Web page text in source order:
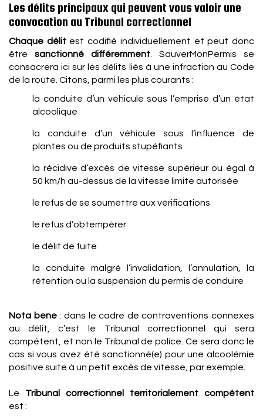
Les délits principaux qui peuvent vous valoir une
convocation au Tribunal correctionnel
Chaque délit est codifié individuellement et peut donc
être sanctionné différemment . SauverMonPermis se
consacrera ici sur les délits liés à une infraction au Code
de la route. Citons, parmi les plus courants :
la conduite d’un véhicule sous l’emprise d’un état
alcoolique
la conduite d’un véhicule sous l’influence de
plantes ou de produits stupéfiants
la récidive d’excès de vitesse supérieur ou égal à
50 km/h au-dessus de la vitesse limite autorisée
le refus de se soumettre aux vérifications
le refus d’obtempérer
le délit de fuite
la conduite malgré l’invalidation, l’annulation, la
rétention ou la suspension du permis de conduire
Nota bene: dans le cadre de contraventions connexes
au délit, c’est le Tribunal correctionnel qui sera
compétent, et non le Tribunal de police. Ce sera donc le
cas si vous avez été sanctionné(e) pour une alcoolémie
positive suite à un petit excès de vitesse, par exemple.
Le Tribunal correctionnel territorialement compétent
est :